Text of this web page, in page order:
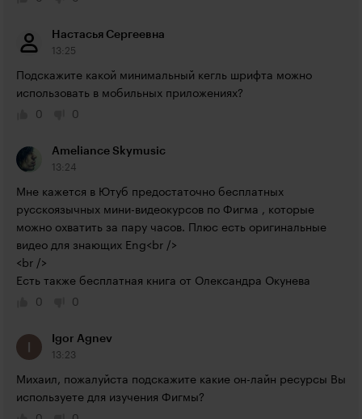
Настасья Сергеевна
13:25
Подскажите какой минимальный кегль шрифта можно
использовать в мобильных приложениях?
0
0
Ameliance Skymusic
13:24
Мне кажется в Ютуб предостаточно бесплатных
русскоязычных мини-видеокурсов по Фигма , которые
можно охватить за пару часов. Плюс есть оригинальные
видео для знающих Eng<br />
<br />
Есть также бесплатная книга от Олександра Окунева
0
0
Igor Agnev
13:23
Михаил, пожалуйста подскажите какие он-лайн ресурсы Вы
используете для изучения Фигмы?